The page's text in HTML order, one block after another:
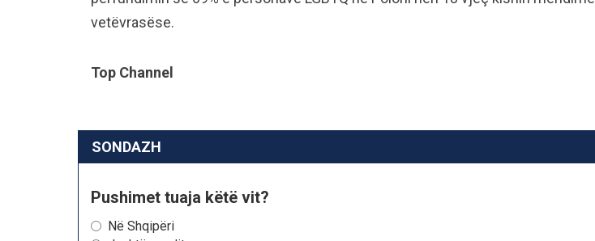
vetëvrasëse.
Top Channel
SONDAZH
Pushimet tuaja këtë vit?
Në Shqipëri